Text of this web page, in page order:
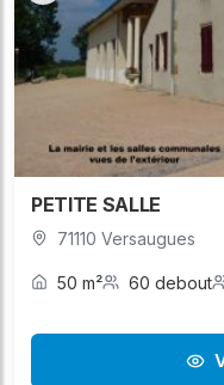
PETITE SALLE
71110 Versaugues
50 m² 60 debout